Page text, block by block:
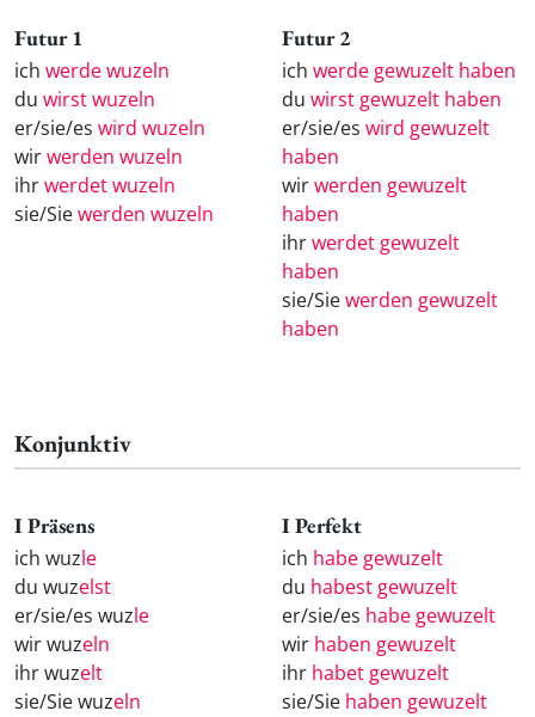
Futur 1
ich werde wuzeln
du wirst wuzeln
er/sie/es wird wuzeln
wirwerden wuzeln
ihrwerdet wuzeln
sie/Siewerden wuzeln
Futur 2
ich werde gewuzelt haben
du wirst gewuzelt haben
er/sie/es wird gewuzelt
haben
wirwerden gewuzelt
haben
ihrwerdet gewuzelt
haben
sie/Siewerden gewuzelt
haben
Konjunktiv
I Präsens
ich wuzle
du wuzelst
er/sie/es wuzle
wir wuzeln
ihr wuzelt
sie/Sie wuzeln
I Perfekt
ich habe gewuzelt
du habest gewuzelt
er/sie/es habe gewuzelt
wir haben gewuzelt
ihr habet gewuzelt
sie/Sie haben gewuzelt